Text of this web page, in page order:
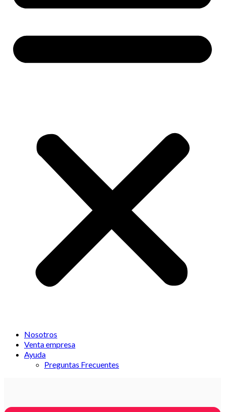
Nosotros
Venta empresa
Ayuda
Preguntas Frecuentes